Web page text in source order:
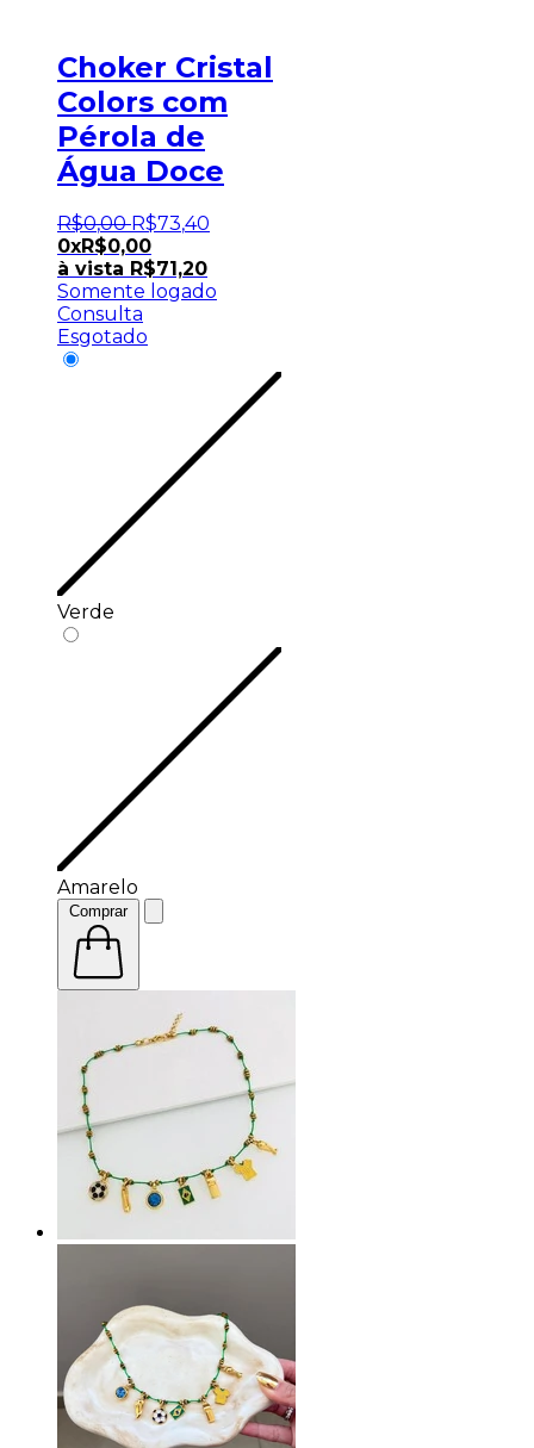
Choker Cristal
Colors com
Pérola de
Água Doce
R$0,00 R$73,40
0xR$0,00
à vista R$71,20
Somente logado
Consulta
Esgotado
Verde
Amarelo
Comprar